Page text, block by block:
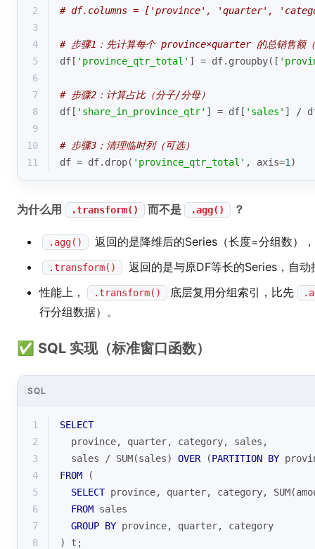
2
# df.columns = ['province', 'quarter',
3
4
# 步骤1：先计算每个 province×quarter 的总销售额
5
df[ 'province_qtr_total' ] = df.groupby([
6
7
# 步骤2：计算占比（分子/分母）
8
df[ 'share_in_province_qtr' ] = df[ 'sales' ] /
9
10
# 步骤3：清理临时列（可选）
11
df = df.drop( 'province_qtr_total' , axis=1 )
为什么用 .transform() 而不是 .agg() ？
.agg() 返回的是降维后的Series（长度=分组数）
.transform()
返回的是与原DF等长的Series，自
性能上，
.transform() 底层复用分组索引，比先
行分组数据）。
✅ SQL 实现（标准窗口函数）
SQL
1
SELECT
2
  province, quarter, category, sales,
3
  sales
/ SUM(sales) OVER (PARTITION BY
4
FROM (
5
SELECT province, quarter, category, SUM
6
FROM sales
7
GROUP BY province, quarter, category
8
) t;